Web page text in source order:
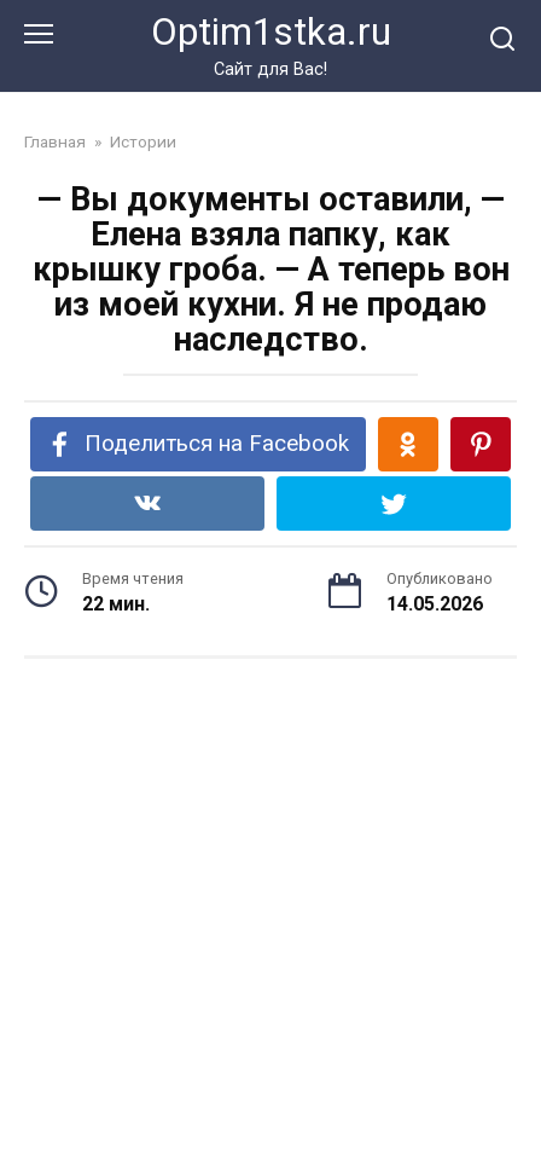
Optim1stka.ru
Сайт для Вас!
Главная » Истории
— Вы документы оставили, —
Елена взяла папку, как
крышку гроба. — А теперь вон
из моей кухни. Я не продаю
наследство.
Поделиться на Facebook
Время чтения
22 мин.
Опубликовано
14.05.2026